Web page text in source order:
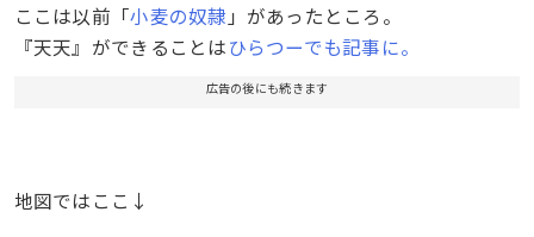
ここは以前「小麦の奴隷 」があったところ。
『天天』ができることはひらつーでも記事に。
広告の後にも続きます
地図ではここ↓